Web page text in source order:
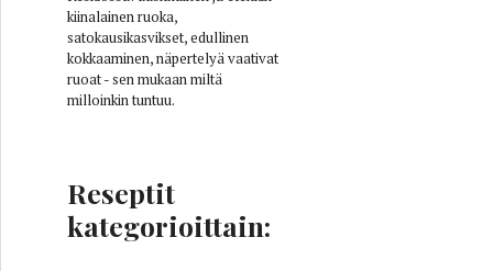
kiinalainen ruoka,
satokausikasvikset, edullinen
kokkaaminen, näpertelyä vaativat
ruoat - sen mukaan miltä
milloinkin tuntuu.
Reseptit
kategorioittain: